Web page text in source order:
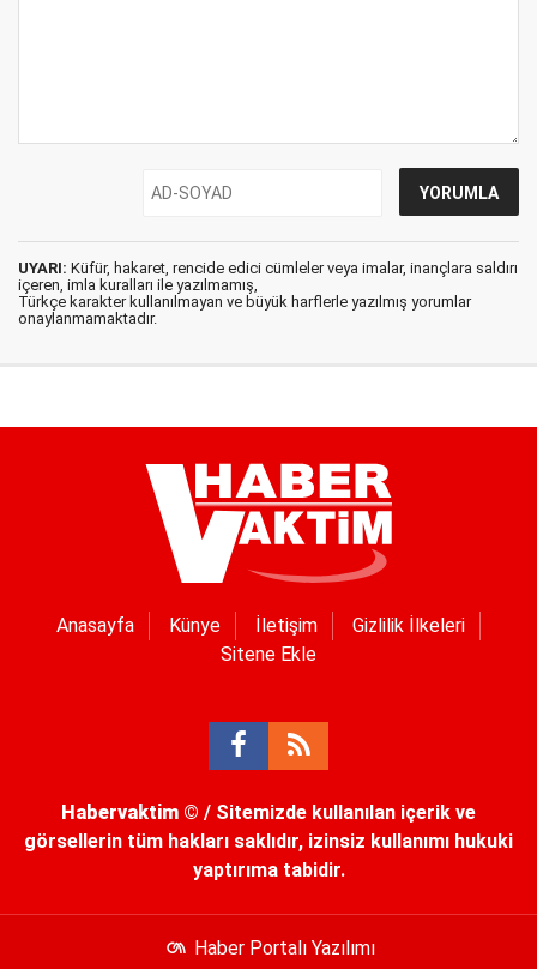
UYARI: Küfür, hakaret, rencide edici cümleler veya imalar, inançlara saldırı
içeren, imla kuralları ile yazılmamış,
Türkçe karakter kullanılmayan ve büyük harflerle yazılmış yorumlar
onaylanmamaktadır.
Anasayfa Künye İletişim
Gizlilik İlkeleri
Sitene Ekle
Habervaktim © / Sitemizde kullanılan içerik ve
görsellerin tüm hakları saklıdır, izinsiz kullanımı hukuki
yaptırıma tabidir.
Haber Portalı Yazılımı